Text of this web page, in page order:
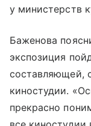
у министерств
Баженова
экспозиция
составляющей,
киностудии.
прекрасно